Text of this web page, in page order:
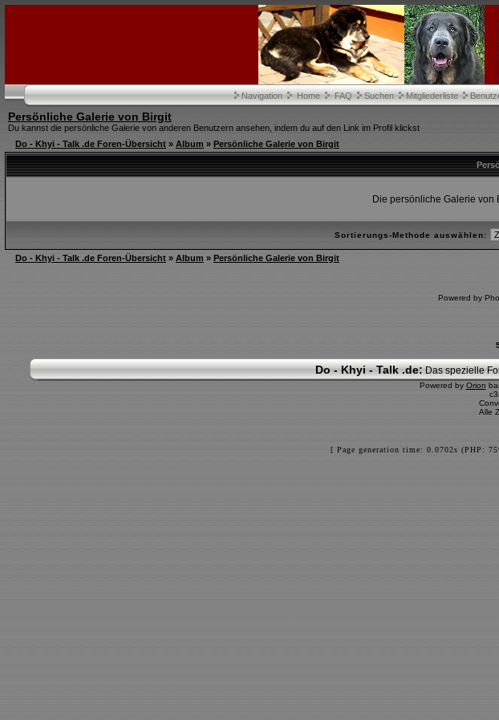
Navigation Home FAQ Suchen Mitgliederliste
Persönliche Galerie von Birgit
Du kannst die persönliche Galerie von anderen Benutzern ansehen, indem du auf den Link im Profil klickst
Do - Khyi - Talk .de Foren-Übersicht » Album » Persönliche Galerie von Birgit
Die persönliche Galerie von
Sortierungs-Methode auswählen:
Do - Khyi - Talk .de Foren-Übersicht » Album » Persönliche Galerie von Birgit
Powered by
Do - Khyi - Talk .de: Das spezielle
Powered by Orion
Alle
[ Page generation time: 0.0702s (PHP: